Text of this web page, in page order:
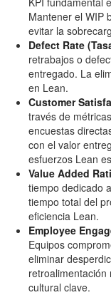
Mantener el WIP
evitar la
Defect Rate
retrabajos o
entregado. La
en Lean.
Customer
través de
encuestas
con el valor
esfuerzos Lean
Value Added
tiempo dedicado
tiempo total del
eficiencia Lean.
Employee
Equipos
eliminar
cultural clave.